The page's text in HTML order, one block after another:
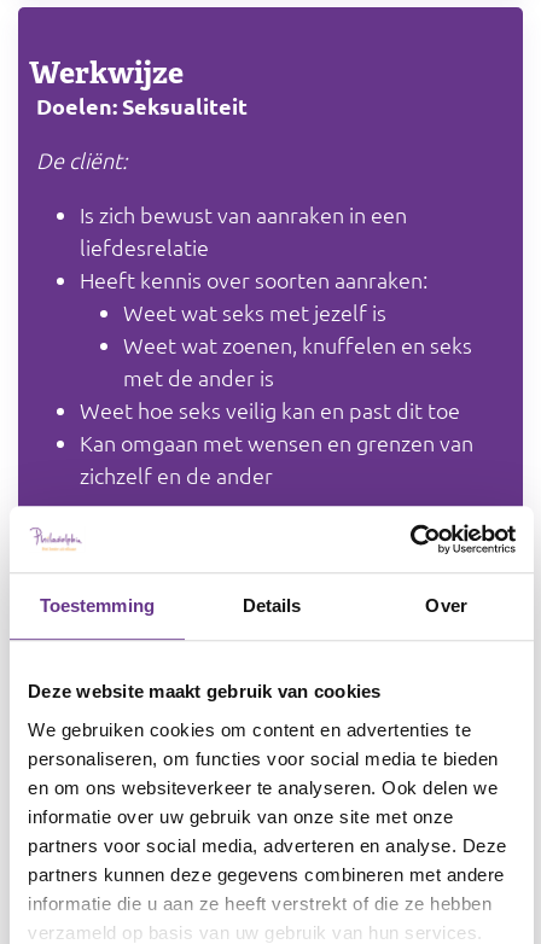
Toestemming Details Over
Deze website maakt gebruik van cookies
We gebruiken cookies om content en advertenties te
personaliseren, om functies voor social media te bieden
en om ons websiteverkeer te analyseren. Ook delen we
informatie over uw gebruik van onze site met onze
partners voor social media, adverteren en analyse. Deze
partners kunnen deze gegevens combineren met andere
informatie die u aan ze heeft verstrekt of die ze hebben
verzameld op basis van uw gebruik van hun services.
Werkwijze
Doelen: Seksualiteit
De cliënt:
Is zich bewust van aanraken in een
liefdesrelatie
Heeft kennis over soorten aanraken:
Weet wat seks met jezelf is
Weet wat zoenen, knuffelen en seks
met de ander is
Weet hoe seks veilig kan en past dit toe
Kan omgaan met wensen en grenzen van
zichzelf en de ander
Waar werk je aan?
De nadruk in dit thema ligt op kennis (psycho-
gezondheid en een positief zelfbeeld. Je
verkent de eigen wensen en bespreekt hoe seks
prettig en fijn kan. Je geeft seksuele
voorlichting, zodat de cliënt alles over
voorbehoedmiddelen weet, en hoe ze te
gebruiken. Ook stel je de norm: het moet én
prettig voor jezelf én prettig voor de ander zijn.
Je legt uit wat consent betekend in de praktijk.